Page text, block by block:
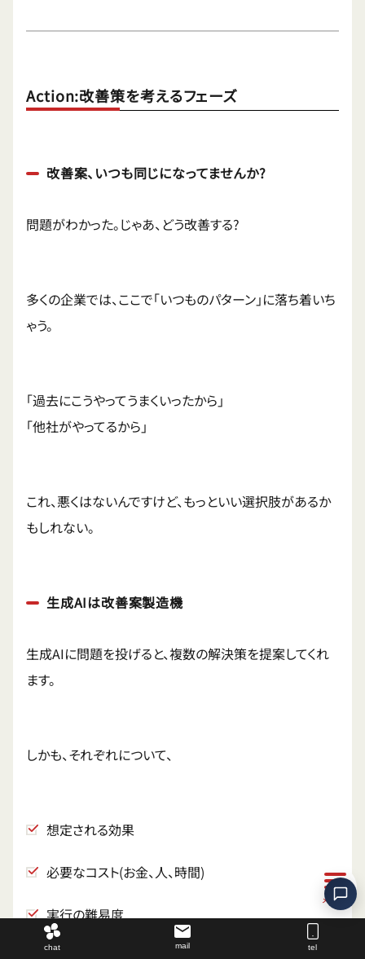
Action:改善策を考えるフェーズ
改善案、いつも同じになってませんか?
問題がわかった。じゃあ、どう改善する?
多くの企業では、ここで「いつものパターン」に落ち着いち
ゃう。
「過去にこうやってうまくいったから」
「他社がやってるから」
これ、悪くはないんですけど、もっといい選択肢があるか
もしれない。
生成AIは改善案製造機
生成AIに問題を投げると、複数の解決策を提案してくれ
ます。
しかも、それぞれについて、
想定される効果
必要なコスト(お金、人、時間)
実行の難易度
chat mail tel